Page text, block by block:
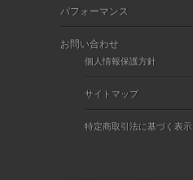
パフォーマンス
お問い合わせ
個人情報保護方針
サイトマップ
特定商取引法に基づく表示